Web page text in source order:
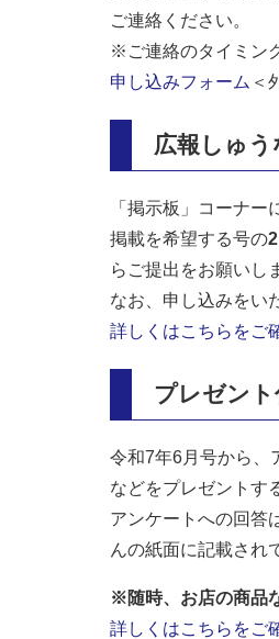
ご連絡ください。
※ご連絡のタイミン
申し込みフォーム ＜
広報しゅ
「掲示板」コーナー
掲載を希望する号の
らご提出をお願いし
なお、申し込みをい
詳しくはこちらをご
プレゼント
令和7年6月号から、
などをプレゼントす
アンケートへの回答
んの紙面に記載され
​※随時、お店の商品
詳しくはこちらをご